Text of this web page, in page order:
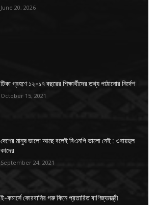
June 20, 2026
টিকা গ্রহণে ১২-১৭ বছরের শিক্ষার্থীদের তথ্য পাঠানোর নির্দেশ
October 15, 2021
দেশের মানুষ ভালো আছে বলেই বিএনপি ভালো নেই : ওবায়দুল
কাদের
September 24, 2021
ই-কমার্সে কোরবানির গরু কিনে প্রতারিত বাণিজ্যমন্ত্রী